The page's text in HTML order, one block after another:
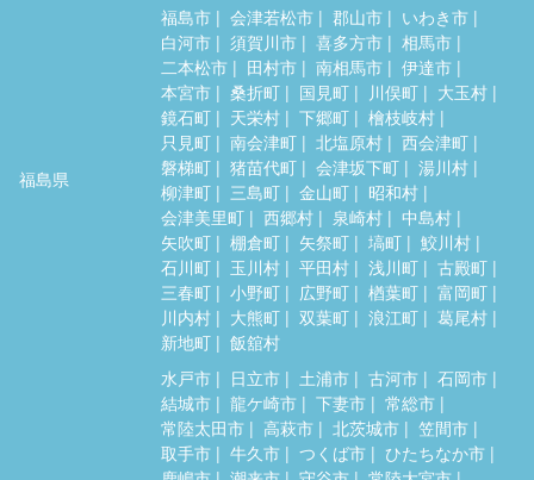
福島県
福島市 会津若松市 郡山市
いわき市
白河市
須賀川市 喜多方市
相馬市
二本松市
田村市 南相馬市
伊達市
本宮市
桑折町 国見町 川俣町
大玉村
鏡石町
天栄村 下郷町
檜枝岐村
只見町
南会津町 北塩原村
西会津町
磐梯町
猪苗代町 会津坂下町
湯川村
柳津町
三島町 金山町
昭和村
会津美里町
西郷村 泉崎村
中島村
矢吹町
棚倉町 矢祭町 塙町
鮫川村
石川町
玉川村 平田村 浅川町
古殿町
三春町
小野町 広野町 楢葉町
富岡町
川内村
大熊町 双葉町 浪江町
葛尾村
新地町
飯舘村
水戸市 日立市 土浦市 古河市
石岡市
結城市
龍ケ崎市 下妻市
常総市
常陸太田市
高萩市 北茨城市
笠間市
取手市
牛久市 つくば市
ひたちなか市